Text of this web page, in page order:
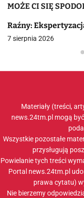
MOŻE CI SIĘ
Raźny:
7 sierpnia 2026
Materiały (treści,
news.24tm.pl mogą
Wszystkie pozostałe
przysługują
Powielanie tych treści
Portal news.24tm.pl
prawa cytatu)
Nie bierzemy